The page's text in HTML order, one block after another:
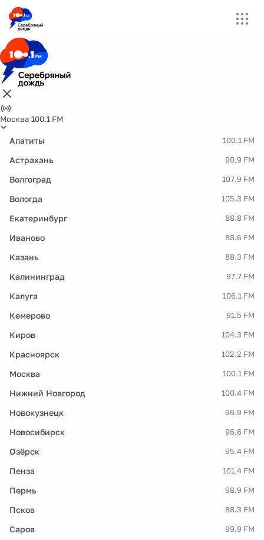
Москва 100.1 FM
Апатиты 100.1 FM
Астрахань 90.9 FM
Волгоград 107.9 FM
Вологда 105.3 FM
Екатеринбург 88.8 FM
Иваново 88.6 FM
Казань 88.3 FM
Калининград 97.7 FM
Калуга 106.1 FM
Кемерово 91.5 FM
Киров 104.3 FM
Красноярск 102.2 FM
Москва 100.1 FM
Нижний Новгород 100.4 FM
Новокузнецк 96.9 FM
Новосибирск 96.6 FM
Озёрск 95.4 FM
Пенза 101.4 FM
Пермь 98.9 FM
Псков 88.3 FM
Саров 99.9 FM